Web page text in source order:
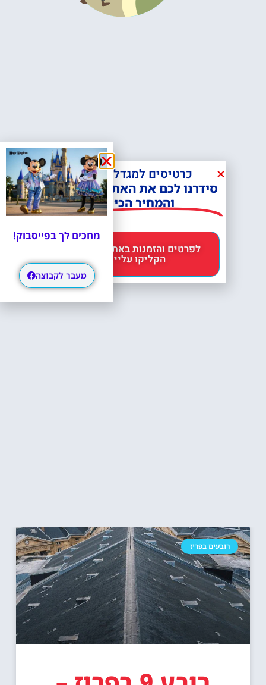
רובעים בפריז
כרטיסים למגדל אייפל?
סידרנו לכם את האתר הכי אמין -
והמחיר הכי זול!
הקליקו עליי 😊
מחכים לך בפייסבוק!
מעבר לקבוצה